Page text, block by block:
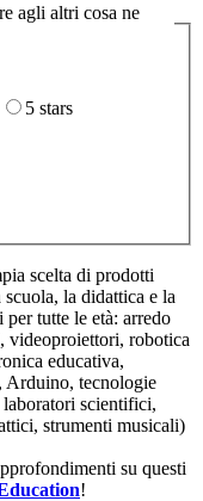
agli altri cosa ne
5 stars
scelta di prodotti
la didattica e la
tutte le età: arredo
robotica
educativa,
tecnologie
scientifici,
strumenti musicali)
su questi
!